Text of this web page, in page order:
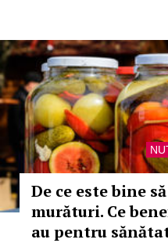
De ce este bine
murături. Ce
au pentru